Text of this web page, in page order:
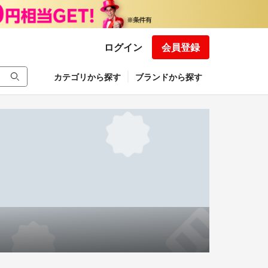
ログイン 会員登録
カテゴリから探す ブランドから探す